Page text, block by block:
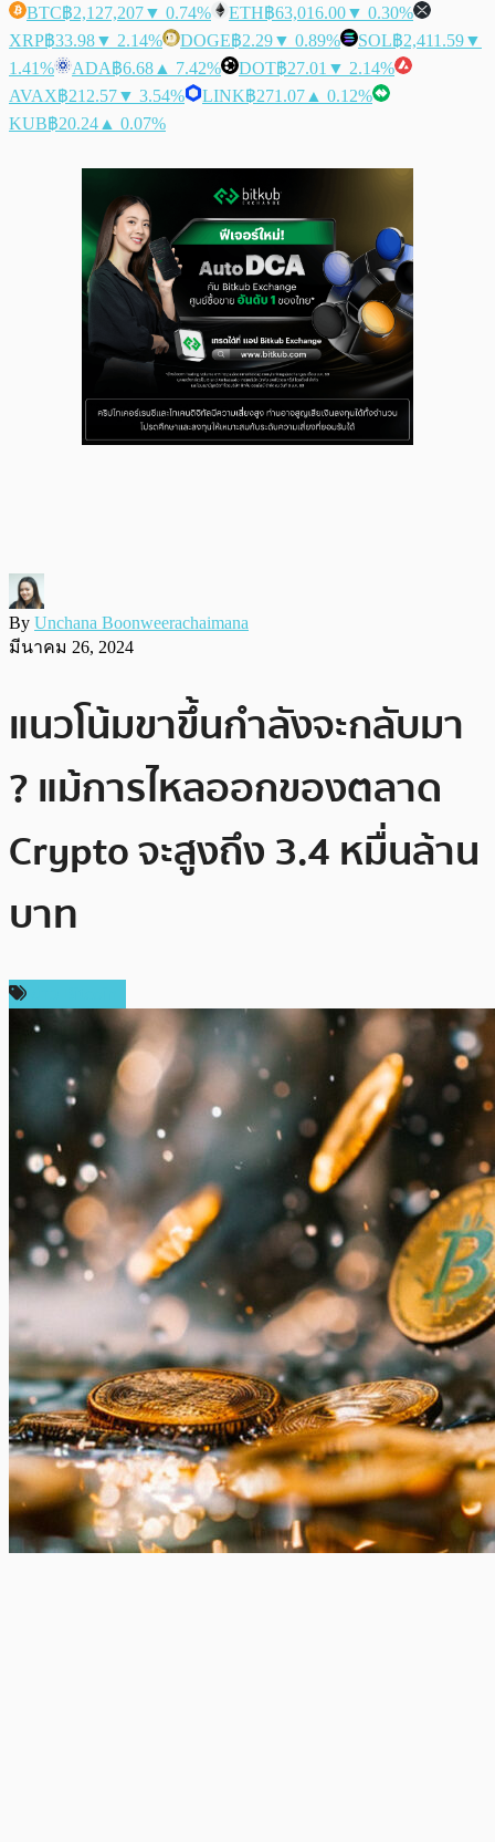
BTC฿2,127,207▼ 0.74% ETH฿63,016.00▼ 0.30%
XRP฿33.98▼ 2.14% DOGE฿2.29▼ 0.89% SOL฿2,411.59▼
1.41%
ADA฿6.68 ▲ 7.42% DOT฿27.01 ▼ 2.14%
AVAX฿212.57▼ 3.54% LINK฿271.07 ▲ 0.12%
KUB฿20.24 ▲ 0.07%
By Unchana Boonweerachaimana
มีนาคม 26, 2024
แนวโน้มขาขึ้นกำลังจะกลับมา
? แม้การไหลออกของตลาด
Crypto จะสูงถึง 3.4 หมื่นล้าน
บาท